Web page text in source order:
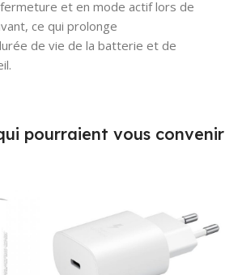
et en mode actif lors de
ce qui prolonge
de vie de la batterie et de
pourraient vous convenir